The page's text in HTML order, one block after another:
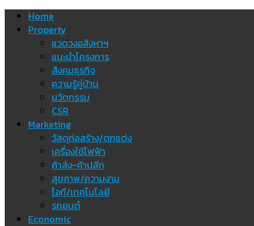
Skip Home
Property
แวดวงอสังหาฯ
แนะนำโครงการ
สังคมธุรกิจ
ความรู้คู่บ้าน
นวัตกรรม
CSR
Marketing
วัสดุก่อสร้าง/ตกแต่ง
เครื่องใช้ไฟฟ้า
ค้าส่ง-ค้าปลีก
สุขภาพ/ความงาม
ไอที/เทคโนโลยี
รถยนต์
Economic